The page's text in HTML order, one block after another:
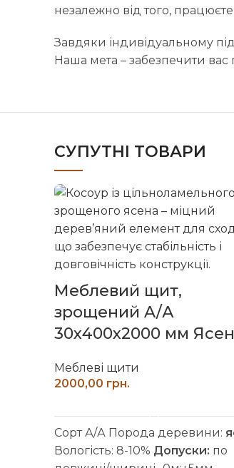
незалежно від того,
Завдяки індивідуальному
Наша мета – забезпечити вас
СУПУТНІ ТОВАРИ
Меблевий щит,
зрощений A/А
30х400х2000 мм Ясен
Меблеві щити
грн.
Сорт А/А Порода деревини:
Вологість: 8-10% Допуски: по